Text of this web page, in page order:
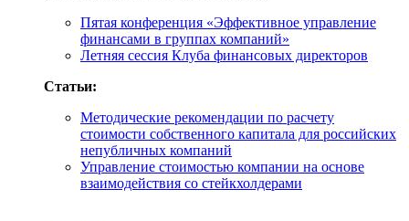
Пятая конференция «Эффективное управление
финансами в группах компаний»
Летняя сессия Клуба финансовых директоров
Статьи:
Методические рекомендации по расчету
стоимости собственного капитала для российских
непубличных компаний
Управление стоимостью компании на основе
взаимодействия со стейкхолдерами